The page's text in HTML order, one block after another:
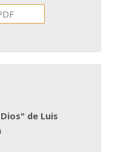
de Luis